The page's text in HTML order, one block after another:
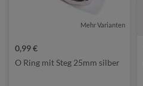
Mehr Varianten
0,99 €
O Ring mit Steg 25mm silber